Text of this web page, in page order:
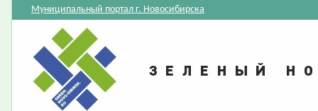
Муниципальный портал г. Новосибирска